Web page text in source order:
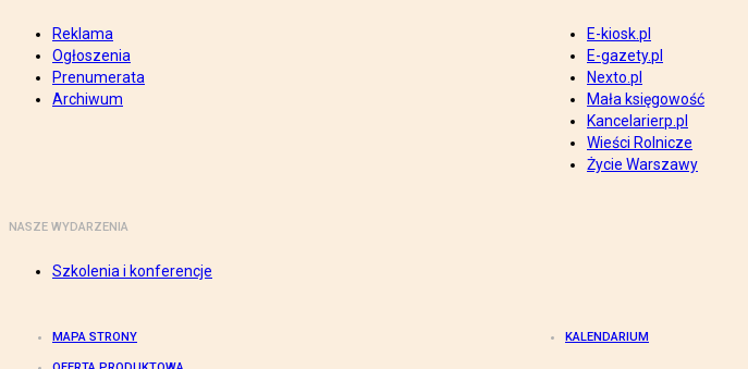
Reklama
Ogłoszenia
Prenumerata
Archiwum
E-kiosk.pl
E-gazety.pl
Nexto.pl
Mała księgowość
Kancelarierp.pl
Wieści Rolnicze
Życie Warszawy
NASZE WYDARZENIA
Szkolenia i konferencje
MAPA STRONY KALENDARIUM